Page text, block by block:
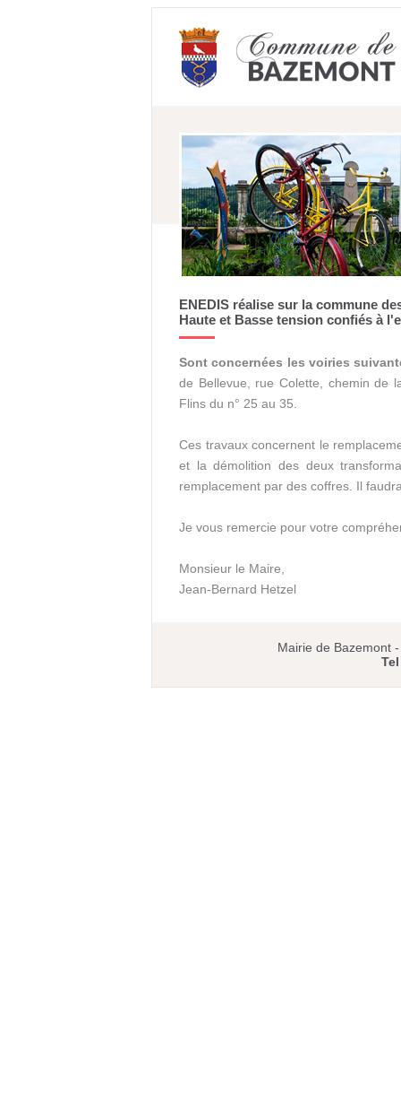
ENEDIS réalise sur la commune
Haute et Basse tension confiés à
Sont concernées les voiries
de Bellevue, rue Colette, chemin de
Flins du n° 25 au 35.
Ces travaux concernent le
et la démolition des deux
remplacement par des coffres. Il
Je vous remercie pour votre
Monsieur le Maire,
Jean-Bernard Hetzel
Mairie de Bazemont